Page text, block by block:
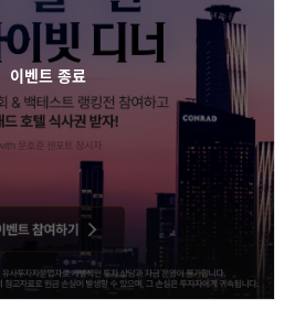
이벤트 종료